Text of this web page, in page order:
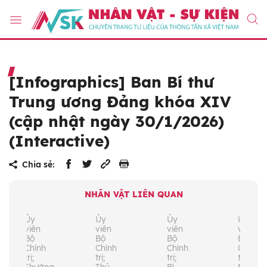
[Infographics] Ban Bí thư
Trung ương Đảng khóa XIV
(cập nhật ngày 30/1/2026)
(Interactive)
Chia sẻ:
NHÂN VẬT LIÊN QUAN
Ủy
viên
Bộ
Chính
trị;
Ủy
viên
Bộ
Chính
trị;
Ủy
viên
Bộ
Chính
trị;
Ủy
viên
Bộ
Chính
trị;